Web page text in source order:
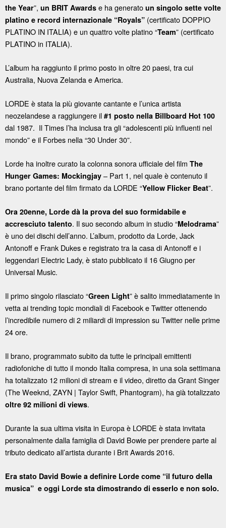
the Year”, un BRIT Awards e ha generato un singolo sette volte
platino e record internazionale “Royals” (certificato DOPPIO
PLATINO IN ITALIA) e un quattro volte platino “Team” (certificato
PLATINO in ITALIA).
L’album ha raggiunto il primo posto in oltre 20 paesi, tra cui
Australia, Nuova Zelanda e America.
LORDE è stata la più giovante cantante e l’unica artista
neozelandese a raggiungere il #1 posto nella Billboard Hot 100
dal 1987. Il Times l’ha inclusa tra gli “adolescenti più influenti nel
mondo” e il Forbes nella “30 Under 30”.
Lorde ha inoltre curato la colonna sonora ufficiale del film The
Hunger Games: Mockingjay – Part 1, nel quale è contenuto il
brano portante del film firmato da LORDE “Yellow Flicker Beat”.
Ora 20enne, Lorde dà la prova del suo formidabile e
accresciuto talento. Il suo secondo album in studio “Melodrama”
è uno dei dischi dell’anno. L’album, prodotto da Lorde, Jack
Antonoff e Frank Dukes e registrato tra la casa di Antonoff e i
leggendari Electric Lady, è stato pubblicato il 16 Giugno per
Universal Music.
Il primo singolo rilasciato “Green Light” è salito immediatamente in
vetta ai trending topic mondiali di Facebook e Twitter ottenendo
l’incredibile numero di 2 miliardi di impression su Twitter nelle prime
24 ore.
Il brano, programmato subito da tutte le principali emittenti
radiofoniche di tutto il mondo Italia compresa, in una sola settimana
ha totalizzato 12 milioni di stream e il video, diretto da Grant Singer
(The Weeknd, ZAYN | Taylor Swift, Phantogram), ha già totalizzato
oltre 92 milioni di views.
Durante la sua ultima visita in Europa è LORDE è stata invitata
personalmente dalla famiglia di David Bowie per prendere parte al
tributo dedicato all’artista durante i Brit Awards 2016.
Era stato David Bowie a definire Lorde come “il futuro della
musica” e oggi Lorde sta dimostrando di esserlo e non solo.